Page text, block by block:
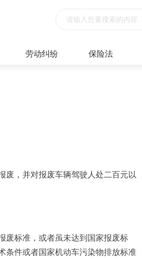
劳动纠纷 保险法
废，并对报废车辆驾驶人处二百元以
废标准，或者虽未达到国家报废标
条件或者国家机动车污染物排放标准